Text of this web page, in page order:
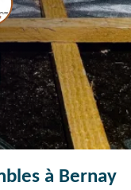
à Bernay